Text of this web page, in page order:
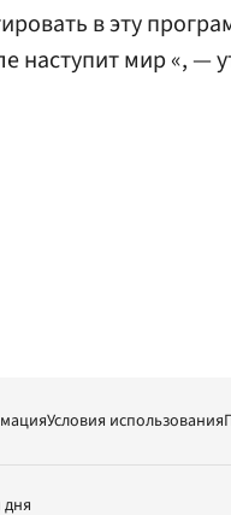
в эту
наступит мир «,
Условия использования
дня